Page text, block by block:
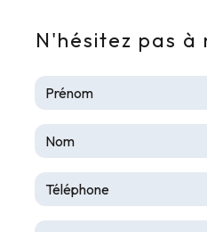
N'hésitez pas à